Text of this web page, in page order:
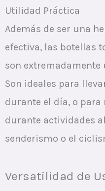
Utilidad Práctica
Además de ser una
efectiva, las botellas
son
Son ideales para
durante el día, o
durante actividades
senderismo o el
Versatilidad de